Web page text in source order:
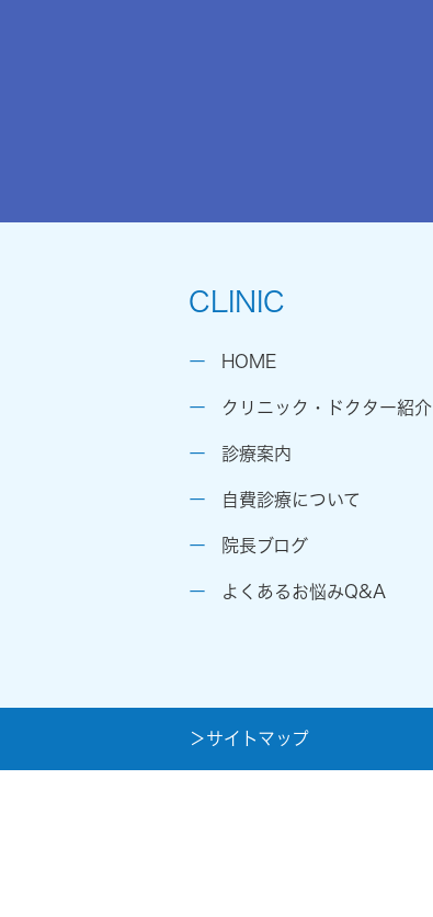
CLINIC
HOME
クリニック・ドクター紹介
診療案内
自費診療について
院長ブログ
よくあるお悩みQ&A
＞サイトマップ